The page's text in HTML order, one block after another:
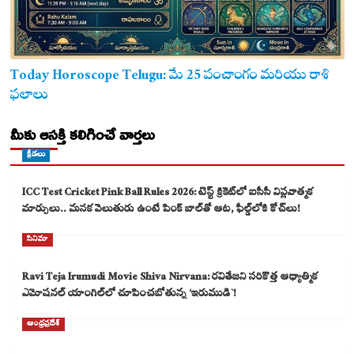
Today Horoscope Telugu: మే 25 పంచాంగం మరియు రాశి
ఫలాలు
మీకు ఆసక్తి కలిగించే వార్తలు
క్రీడలు
ICC Test Cricket Pink Ball Rules 2026: టెస్ట్ క్రికెట్‌లో ఐసీసీ విప్లవాత్మక
మార్పులు.. మసక వెలుతురు ఉంటే పింక్ బాల్‌తో ఆట, ఫీల్డ్‌లోకి కోచ్‌లు!
సినిమా
Ravi Teja Irumudi Movie Shiva Nirvana: రవితేజని సరికొత్త ఆధ్యాత్మిక
ఎమోషనల్ యాంగిల్‌లో చూపించబోతున్న ‘ఇరుముడి`!
ఆంధ్రప్రదేశ్